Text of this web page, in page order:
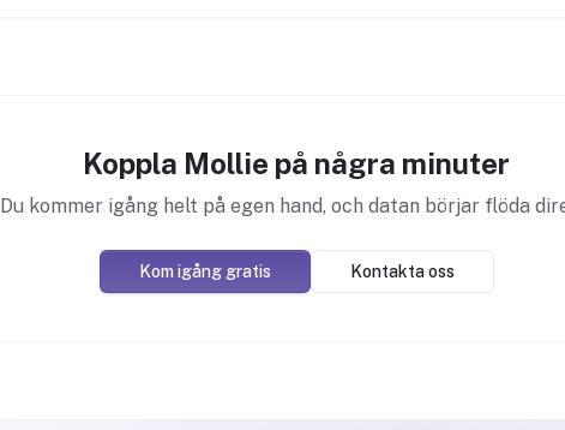
Koppla Mollie på några minuter
Du kommer igång helt på egen hand, och datan börjar flöda
Kom igång gratis Kontakta oss